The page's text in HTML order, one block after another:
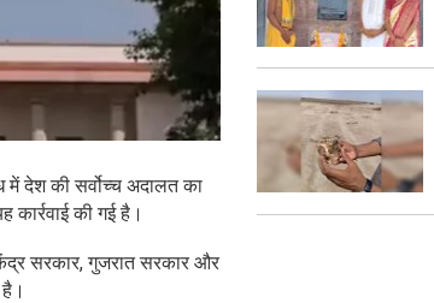
देश की सर्वोच्च अदालत का
कार्रवाई की गई है।
सरकार, गुजरात सरकार और